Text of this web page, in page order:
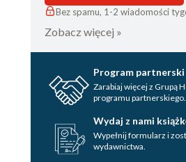
Bez spamu, 1-2 wiadomości
Zobacz więcej »
Program partnerski
Zarabiaj więcej z Grupą
programu partnerskiego.
Wydaj z nami
Wypełnij formularz i
wydawnictwa.